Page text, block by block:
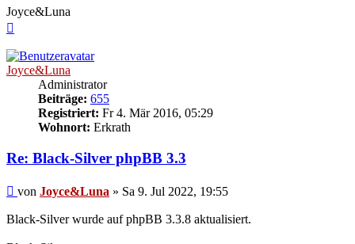
Joyce&Luna
Joyce&Luna
Administrator
Beiträge: 655
Registriert: Fr 4. Mär 2016, 05:29
Wohnort: Erkrath
Re: Black-Silver phpBB 3.3
Beitrag
von Joyce&Luna » Sa 9. Jul 2022, 19:55
Black-Silver wurde auf phpBB 3.3.8 aktualisiert.